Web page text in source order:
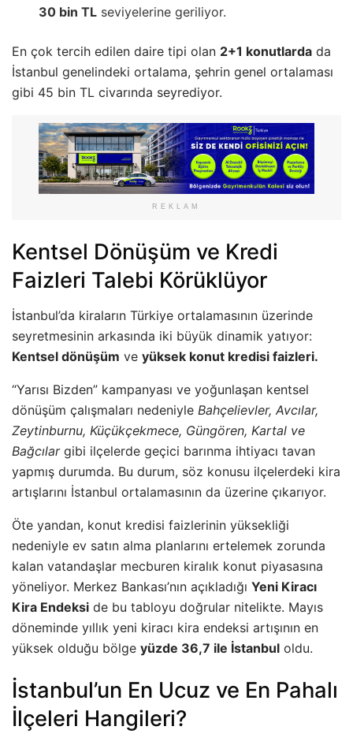
30 bin TL seviyelerine geriliyor.
En çok tercih edilen daire tipi olan 2+1 konutlarda da
İstanbul genelindeki ortalama, şehrin genel ortalaması
gibi 45 bin TL civarında seyrediyor.
REKLAM
Kentsel Dönüşüm ve Kredi
Faizleri Talebi Körüklüyor
İstanbul’da kiraların Türkiye ortalamasının üzerinde
seyretmesinin arkasında iki büyük dinamik yatıyor:
Kentsel dönüşüm ve yüksek konut kredisi faizleri.
“Yarısı Bizden” kampanyası ve yoğunlaşan kentsel
dönüşüm çalışmaları nedeniyle Bahçelievler, Avcılar,
Zeytinburnu, Küçükçekmece, Güngören, Kartal ve
Bağcılargibi ilçelerde geçici barınma ihtiyacı tavan
yapmış durumda. Bu durum, söz konusu ilçelerdeki kira
artışlarını İstanbul ortalamasının da üzerine çıkarıyor.
Öte yandan, konut kredisi faizlerinin yüksekliği
nedeniyle ev satın alma planlarını ertelemek zorunda
kalan vatandaşlar mecburen kiralık konut piyasasına
yöneliyor. Merkez Bankası’nın açıkladığı Yeni Kiracı
Kira Endeksi de bu tabloyu doğrular nitelikte. Mayıs
döneminde yıllık yeni kiracı kira endeksi artışının en
yüksek olduğu bölge yüzde 36,7 ile İstanbul oldu.
İstanbul’un En Ucuz ve En Pahalı
İlçeleri Hangileri?